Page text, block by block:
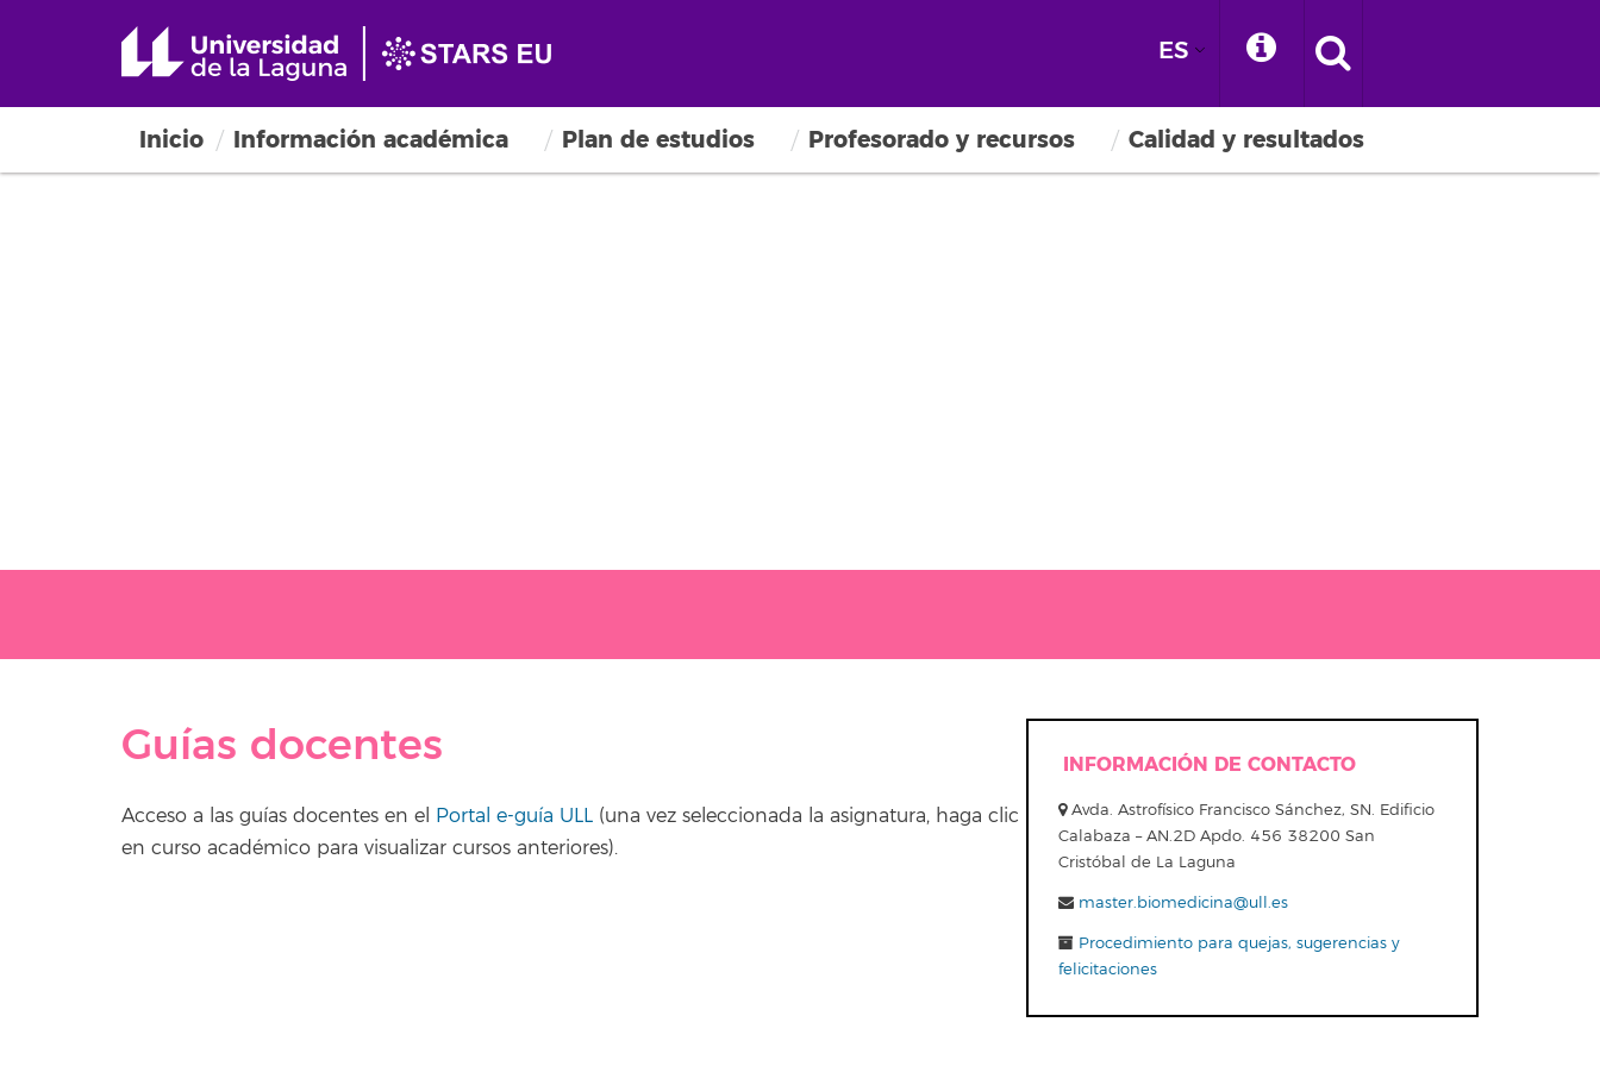
ES
Inicio Información académica Plan de estudios Profesorado y recursos Calidad y resultados
Guías docentes
Acceso a las guías docentes en el Portal e-guía ULL (una vez seleccionada la asignatura, haga clic
en curso académico para visualizar cursos anteriores).
INFORMACIÓN DE CONTACTO
Avda. Astrofísico Francisco Sánchez, SN. Edificio
Calabaza – AN.2D Apdo. 456 38200 San
Cristóbal de La Laguna
master.biomedicina@ull.es
Procedimiento para quejas, sugerencias y
felicitaciones